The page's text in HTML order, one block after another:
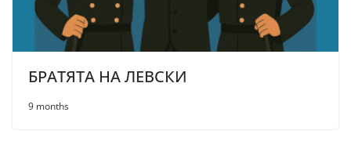
БРАТЯТА НА ЛЕВСКИ
9 months